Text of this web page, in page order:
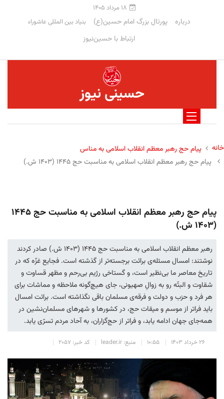
۱۸ مرداد ۱۴۰۵
درباره پورتال بزرگ امام حسین(ع) بنیاد بین المللی عاشوراء
ارتباط با حسین‌نیوز
حسینی نیوز
خانه
پیام حج رهبر معظم انقلاب اسلامی به مناس
پیام حج رهبر معظم انقلاب اسلامی به مناسبت حج ۱۴۴۵ (۱۴۰۳ ش.)
پیام حج رهبر معظم انقلاب اسلامی به مناسبت حج ۱۴۴۵
(۱۴۰۳ ش.)
رهبر معظم انقلاب اسلامی به مناسبت حج ۱۴۴۵ (۱۴۰۳ ش.) صادر کردند
نوشتند: امسال مسئله‌ی برائت برجسته‌تر از گذشته است. فجایع غزّه که در
تاریخ معاصر ما بی‌نظیر است، و گستاخی رژیم بی‌رحم و مظهر قساوت و
شقاوت و البتّه رو به زوالِ صهیونی، جای هیچ‌گونه ملاحظه و مماشات برای
هر فرد و حزب و دولت و فرقه‌ی مسلمان باقی نگذاشته است. برائت امسال
باید فراتر از موسم و میقات حج، در کشورها و شهرهای مسلمان‌نشین در
همه‌جای جهان ادامه یابد، و فراتر از حج‌گزاران، به آحاد مردم تسرّی یابد.
۲۶ خرداد ۱۴۰۳ ۱۰:۵۵ منبع: leader.ir کد خبر: ۲۰۵۷